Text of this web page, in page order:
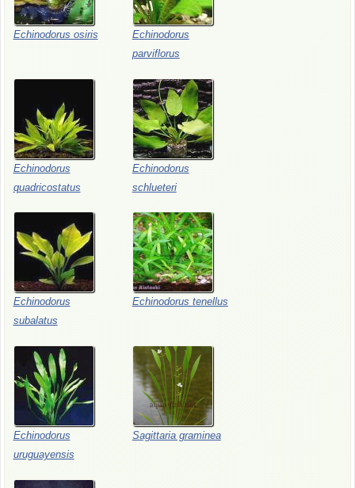
Echinodorus osiris
Echinodorus
parviflorus
Echinodorus
quadricostatus
Echinodorus
schlueteri
Echinodorus
subalatus
Echinodorus tenellus
Echinodorus
uruguayensis
Sagittaria graminea